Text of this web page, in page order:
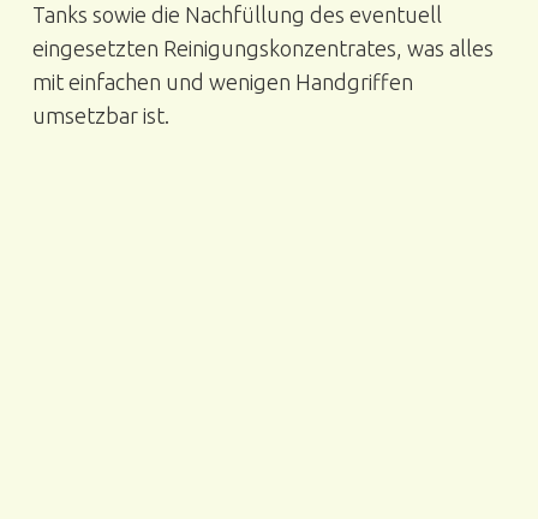
Tanks sowie die Nachfüllung des eventuell
eingesetzten Reinigungskonzentrates, was alles
mit einfachen und wenigen Handgriffen
umsetzbar ist.